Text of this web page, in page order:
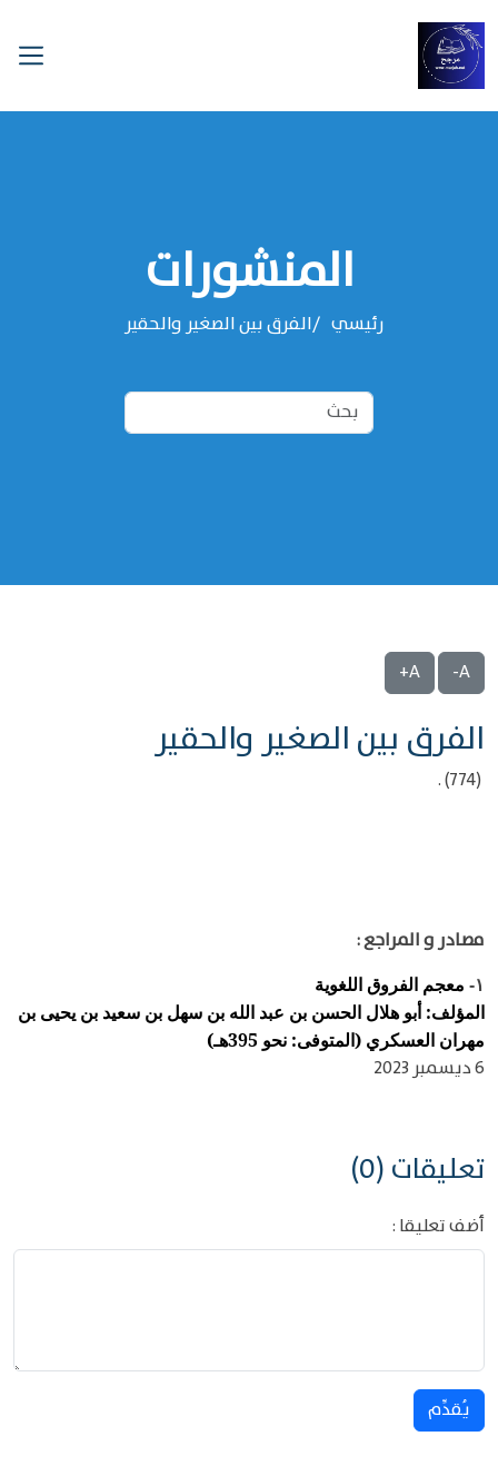
المنشورات
رئيسي الفرق بين الصغير والحقير
A-
A+
الفرق بين الصغير والحقير
(774) .
مصادر و المراجع :
١-
معجم الفروق اللغوية
المؤلف: أبو هلال الحسن بن عبد الله بن سهل بن سعيد بن يحيى بن
مهران العسكري (المتوفى: نحو 395هـ)
6 ديسمبر 2023
تعليقات (0)
أضف تعليقا :
يُقدِّم